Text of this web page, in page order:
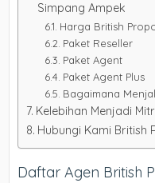
Simpang Ampek
Harga British
Paket Reseller
Paket Agent
Paket Agent Plus
Bagaimana
Kelebihan Menjadi
Hubungi Kami British
Daftar Agen British